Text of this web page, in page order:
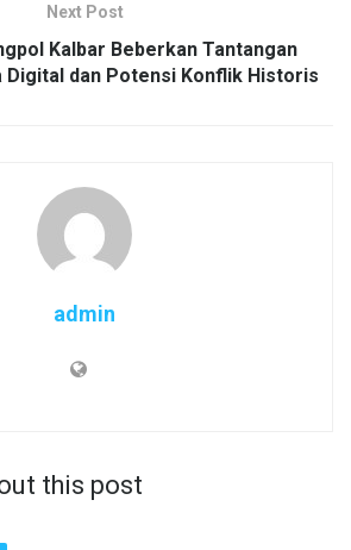
Next Post
Kalbar Beberkan Tantangan
Digital dan Potensi Konflik Historis
admin
this post